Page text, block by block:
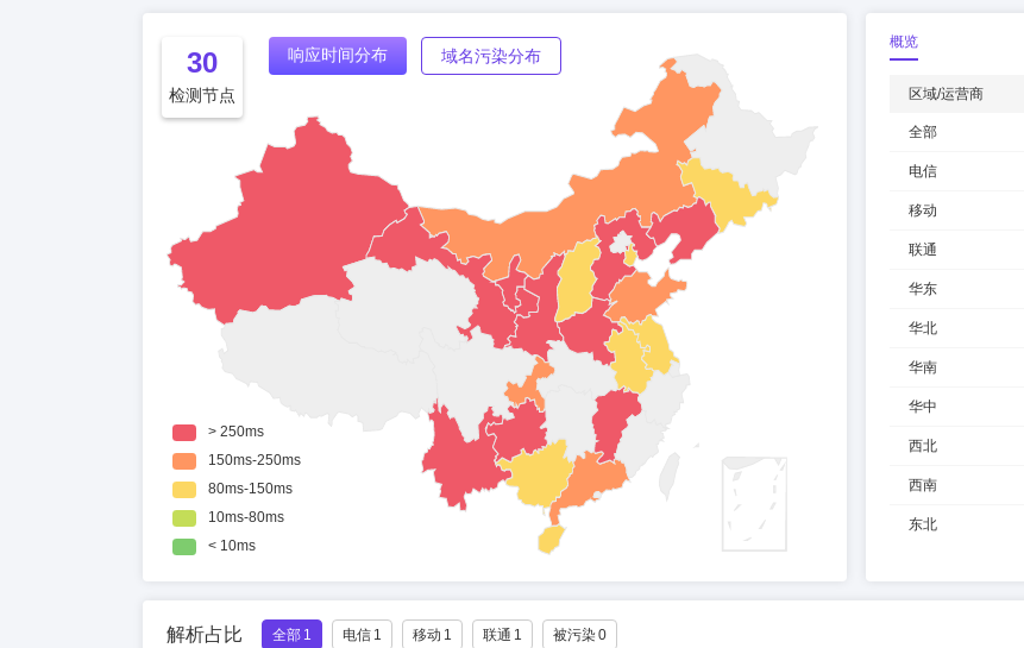
30
检测节点
响应时间分布 域名污染分布
概览
区域/运营商
全部
电信
移动
联通
华东
华北
华南
华中
西北
西南
东北
解析占比 全部 1 电信 1 移动 1 联通 1 被污染0